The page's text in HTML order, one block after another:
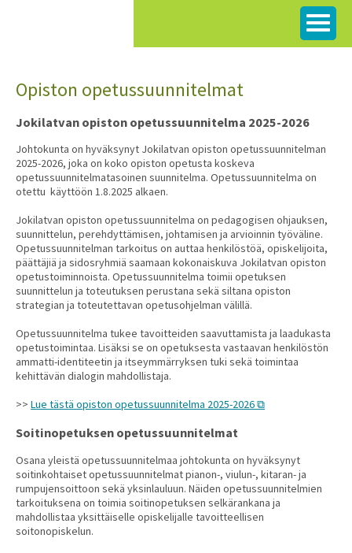
Opiston opetussuunnitelmat
Jokilatvan opiston opetussuunnitelma 2025-2026
Johtokunta on hyväksynyt Jokilatvan opiston opetussuunnitelman
2025-2026, joka on koko opiston opetusta koskeva
opetussuunnitelmatasoinen suunnitelma. Opetussuunnitelma on
otettu käyttöön 1.8.2025 alkaen.
Jokilatvan opiston opetussuunnitelma on pedagogisen ohjauksen,
suunnittelun, perehdyttämisen, johtamisen ja arvioinnin työväline.
Opetussuunnitelman tarkoitus on auttaa henkilöstöä, opiskelijoita,
päättäjiä ja sidosryhmiä saamaan kokonaiskuva Jokilatvan opiston
opetustoiminnoista. Opetussuunnitelma toimii opetuksen
suunnittelun ja toteutuksen perustana sekä siltana opiston
strategian ja toteutettavan opetusohjelman välillä.
Opetussuunnitelma tukee tavoitteiden saavuttamista ja laadukasta
opetustoimintaa. Lisäksi se on opetuksesta vastaavan henkilöstön
ammatti-identiteetin ja itseymmärryksen tuki sekä toimintaa
kehittävän dialogin mahdollistaja.
>> Lue tästä opiston opetussuunnitelma 2025-2026
Soitinopetuksen opetussuunnitelmat
Osana yleistä opetussuunnitelmaa johtokunta on hyväksynyt
soitinkohtaiset opetussuunnitelmat pianon-, viulun-, kitaran- ja
rumpujensoittoon sekä yksinlauluun. Näiden opetussuunnitelmien
tarkoituksena on toimia soitinopetuksen selkärankana ja
mahdollistaa yksittäiselle opiskelijalle tavoitteellisen
soitonopiskelun.